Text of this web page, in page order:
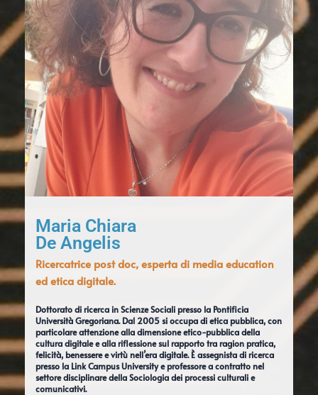
Maria Chiara
De Angelis
Ricercatrice post doc, esperta di media education
ed etica digitale.
Dottorato di ricerca in Scienze Sociali presso la Pontificia
Università Gregoriana. Dal 2005 si occupa di etica pubblica, con
particolare attenzione alla dimensione etico-pubblica della
cultura digitale e alla riflessione sul rapporto tra ragion pratica,
felicità, benessere e virtù nell’era digitale. È assegnista di ricerca
presso la Link Campus University e professore a contratto nel
settore disciplinare della Sociologia dei processi culturali e
comunicativi.